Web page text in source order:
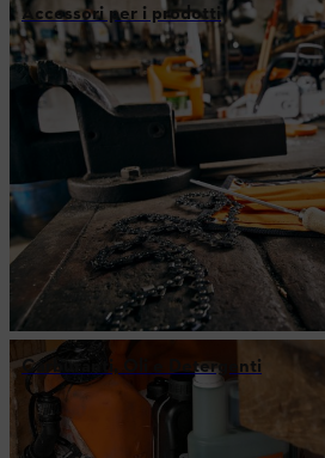
Accessori per i prodotti
Carburanti, Oli e Detergenti